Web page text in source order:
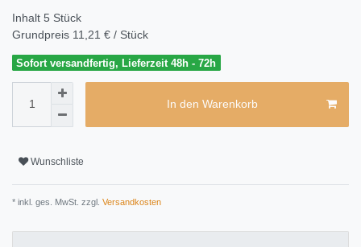
Inhalt 5 Stück
Grundpreis 11,21 € / Stück
Sofort versandfertig, Lieferzeit 48h - 72h
In den Warenkorb
Wunschliste
* inkl. ges. MwSt. zzgl. Versandkosten